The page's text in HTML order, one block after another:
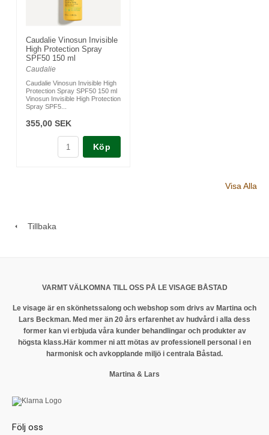
Caudalie Vinosun Invisible
High Protection Spray
SPF50 150 ml
Caudalie
Caudalie Vinosun Invisible High
Protection Spray SPF50 150 ml
Vinosun Invisible High Protection
Spray SPF5...
355,00 SEK
Köp
Visa Alla
Tillbaka
VARMT VÄLKOMNA TILL OSS PÅ LE VISAGE BÅSTAD
Le visage är en skönhetssalong och webshop som drivs av Martina och
Lars Beckman. Med mer än 20 års erfarenhet av hudvård i alla dess
former kan vi erbjuda våra kunder behandlingar och produkter av
högsta klass.Här kommer ni att mötas av professionell personal i en
harmonisk och avkopplande miljö i centrala Båstad.
Martina & Lars
Följ oss